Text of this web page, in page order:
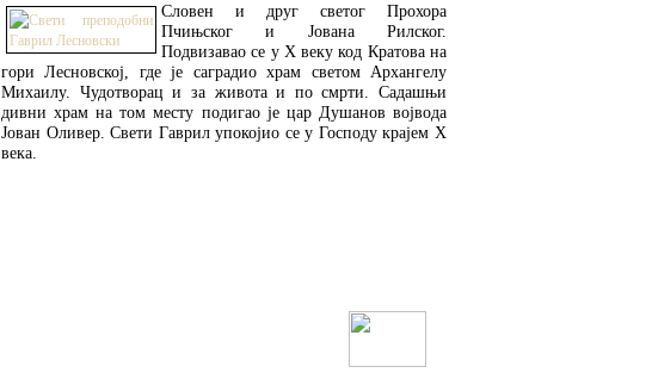
Словен и друг светог Прохора
Пчињског и Јована Рилског.
Подвизавао се у X веку код Кратова на
гори Лесновској, где је саградио храм светом Архангелу
Михаилу. Чудотворац и за живота и по смрти. Садашњи
дивни храм на том месту подигао је цар Душанов војвода
Јован Оливер. Свети Гаврил упокојио се у Господу крајем X
века.